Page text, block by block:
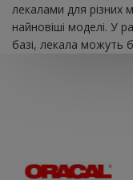
лекалами для різних
найновіші моделі. У
базі, лекала можуть